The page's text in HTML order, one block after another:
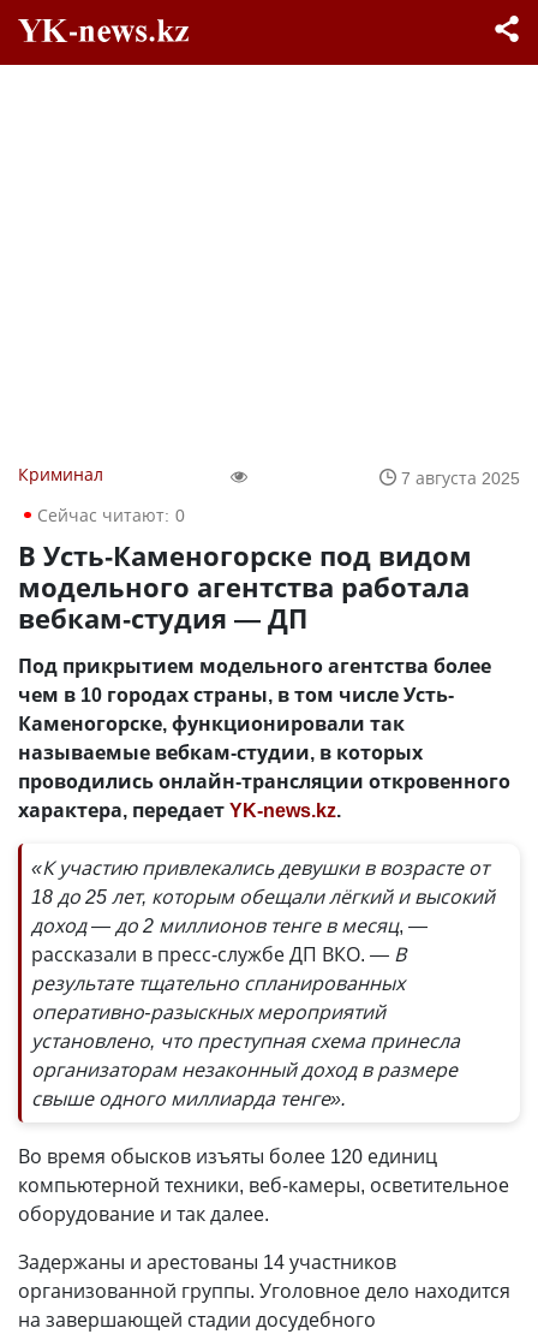
Криминал
7 августа 2025
Сейчас читают: 0
В Усть-Каменогорске под видом
модельного агентства работала
вебкам-студия — ДП
Под прикрытием модельного агентства более
чем в 10 городах страны, в том числе Усть-
Каменогорске, функционировали так
называемые вебкам-студии, в которых
проводились онлайн-трансляции откровенного
характера, передаетYK-news.kz.
«К участию привлекались девушки в возрасте от
18 до 25 лет, которым обещали лёгкий и высокий
доход — до 2 миллионов тенге в месяц, —
рассказали в пресс-службе ДП ВКО. — В
результате тщательно спланированных
оперативно-разыскных мероприятий
установлено, что преступная схема принесла
организаторам незаконный доход в размере
свыше одного миллиарда тенге».
Во время обысков изъяты более 120 единиц
компьютерной техники, веб-камеры, осветительное
оборудование и так далее.
Задержаны и арестованы 14 участников
организованной группы. Уголовное дело находится
на завершающей стадии досудебного